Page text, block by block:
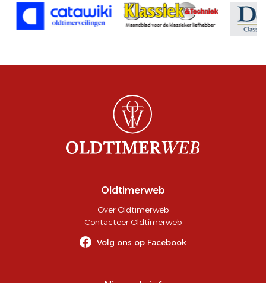
Oldtimerweb
Over Oldtimerweb
Contacteer Oldtimerweb
Volg ons op Facebook